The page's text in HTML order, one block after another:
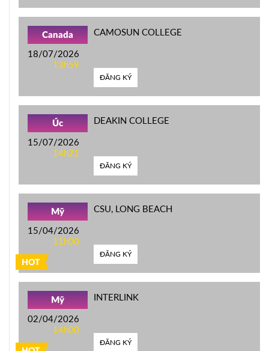
Canada
18/07/2026
13h59
CAMOSUN COLLEGE
ĐĂNG KÝ
Úc
15/07/2026
14h21
DEAKIN COLLEGE
ĐĂNG KÝ
HOT
Mỹ
15/04/2026
11h00
CSU, LONG BEACH
ĐĂNG KÝ
Mỹ
02/04/2026
14h00
INTERLINK
ĐĂNG KÝ